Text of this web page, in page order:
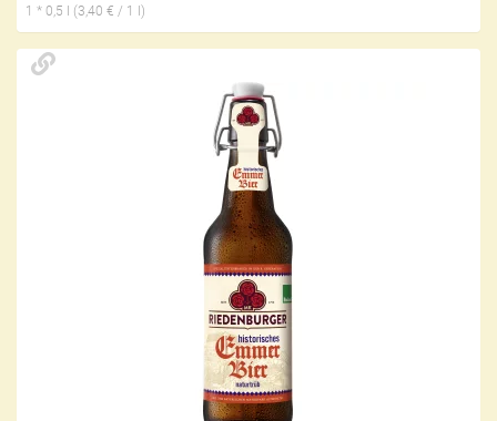
1 * 0,5 l (3,40 € / 1 l)